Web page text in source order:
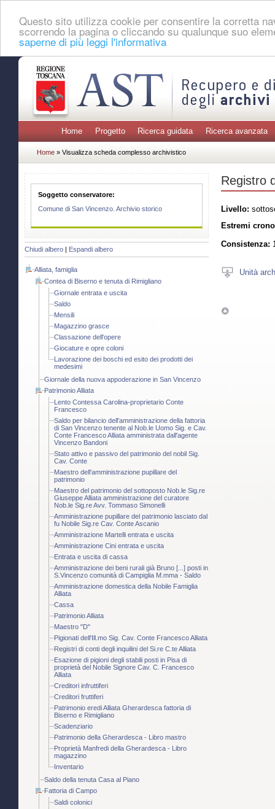
Questo sito utilizza cookie per consentire la corretta
scorrendo la pagina o cliccando su qualunque suo
saperne di più leggi l'informativa
Home Progetto Ricerca guidata Ricerca avanzata
Home » Visualizza scheda complesso archivistico
Soggetto conservatore:
Comune di San Vincenzo. Archivio storico
Chiudi albero Espandi albero
Alliata, famiglia
Contea di Biserno e tenuta di Rimigliano
Giornale entrata e uscita
Saldo
Mensili
Magazzino grasce
Classazione dell'opere
Giocature e opre coloni
Lavorazione dei boschi ed esito dei prodotti dei
medesimi
Giornale della nuova appoderazione in San Vincenzo
Patrimonio Alliata
Lento Contessa Carolina-proprietario Conte
Francesco
Saldo per bilancio dell'amministrazione della fattoria
di San Vincenzo tenente al Nob.le Uomo Sig. e Cav.
Conte Francesco Alliata amministrata dall'agente
Vincenzo Bandoni
Stato attivo e passivo del patrimonio del nobil Sig.
Cav. Conte
Maestro dell'amministrazione pupillare del
patrimonio
Maestro del patrimonio del sottoposto Nob.le Sig.re
Giuseppe Alliata amministrazione del curatore
Nob.le Sig.re Avv. Tommaso Simonelli
Amministrazione pupillare del patrimonio lasciato dal
fu Nobile Sig.re Cav. Conte Ascanio
Amministrazione Martelli entrata e uscita
Amministrazione Cini entrata e uscita
Entrata e uscita di cassa
Amministrazione dei beni rurali già Bruno [...] posti in
S.Vincenzo comunità di Campiglia M.mma - Saldo
Amministrazione domestica della Nobile Famiglia
Alliata
Cassa
Patrimonio Alliata
Maestro "D"
Pigionati dell'Ill.mo Sig. Cav. Conte Francesco Alliata
Registri di conti degli inquilini del Si.re C.te Alliata
Esazione di pigioni degli stabili posti in Pisa di
proprietà del Nobile Signore Cav. C. Francesco
Alliata
Creditori infruttiferi
Creditori fruttiferi
Patrimonio eredi Alliata Gherardesca fattoria di
Biserno e Rimigliano
Scadenziario
Patrimonio della Gherardesca - Libro mastro
Proprietà Manfredi della Gherardesca - Libro
magazzino
Inventario
Saldo della tenuta Casa al Piano
Fattoria di Campo
Saldi colonici
Registro
Livello:
Estremi
Consistenza:
Unità